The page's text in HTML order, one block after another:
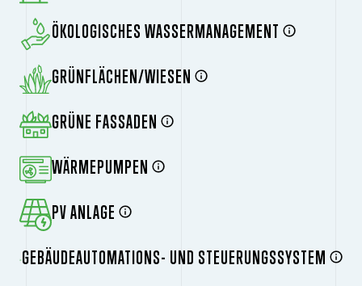
ÖKOLOGISCHES WASSERMANAGEMENT
GRÜNFLÄCHEN/WIESEN
GRÜNE FASSADEN
WÄRMEPUMPEN
PV ANLAGE
GEBÄUDEAUTOMATIONS- UND STEUERUNGSSYSTEM